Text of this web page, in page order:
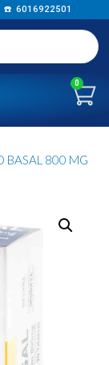
6016922501
0
BASAL 800 MG